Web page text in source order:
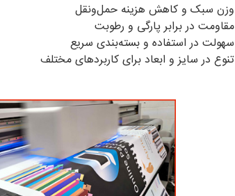
وزن سبک و کاهش هزینه حمل‌ونقل
مقاومت در برابر پارگی و رطوبت
سهولت در استفاده و بسته‌بندی سریع
تنوع در سایز و ابعاد برای کاربردهای مختلف